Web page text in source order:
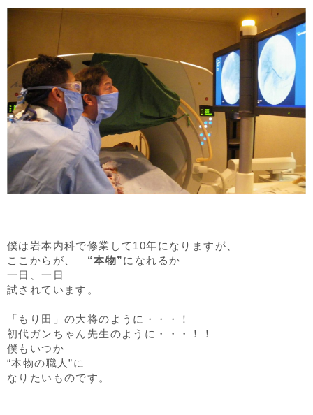
僕は岩本内科で修業して10年になりますが、
ここからが、 “本物”になれるか
一日、一日
試されています。
「もり田」の大将のように・・・！
初代ガンちゃん先生のように・・・！！
僕もいつか
“本物の職人”に
なりたいものです。